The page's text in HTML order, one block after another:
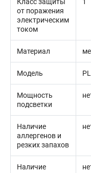
от поражения
электрическим
током
Материал
Модель
Мощность
подсветки
Наличие
аллергенов и
резких запахов
Наличие